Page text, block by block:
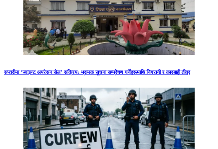
सप्तरीमा ‘ज्वाइन्ट अपरेसन सेल’ सक्रिय: भ्रामक सूचना सम्प्रेषण गर्नेहरूमाथि निगरानी र कारबाही तीव्र